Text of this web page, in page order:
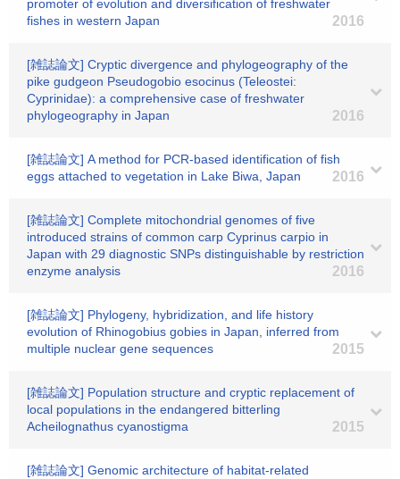
promoter of evolution and diversification of freshwater
fishes in western Japan
2016
[雑誌論文] Cryptic divergence and phylogeography of the
pike gudgeon Pseudogobio esocinus (Teleostei:
Cyprinidae): a comprehensive case of freshwater
phylogeography in Japan
2016
[雑誌論文] A method for PCR-based identification of fish
eggs attached to vegetation in Lake Biwa, Japan
2016
[雑誌論文] Complete mitochondrial genomes of five
introduced strains of common carp Cyprinus carpio in
Japan with 29 diagnostic SNPs distinguishable by restriction
enzyme analysis
2016
[雑誌論文] Phylogeny, hybridization, and life history
evolution of Rhinogobius gobies in Japan, inferred from
multiple nuclear gene sequences
2015
[雑誌論文] Population structure and cryptic replacement of
local populations in the endangered bitterling
Acheilognathus cyanostigma
2015
[雑誌論文] Genomic architecture of habitat-related